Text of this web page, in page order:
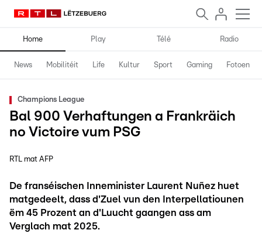
Home Play Télé Radio
News Mobilitéit Life Kultur Sport Gaming Fotoen
Champions League
Bal 900 Verhaftungen a Frankräich
no Victoire vum PSG
RTL mat AFP
De franséischen Inneminister Laurent Nuñez huet
matgedeelt, dass d'Zuel vun den Interpellatiounen
ëm 45 Prozent an d'Luucht gaangen ass am
Verglach mat 2025.